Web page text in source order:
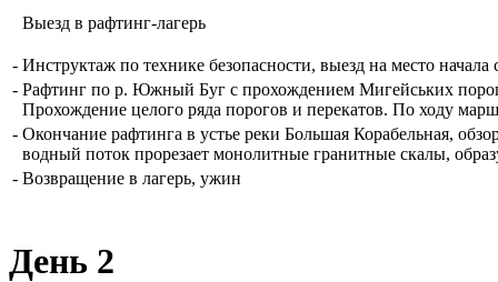
Выезд в рафтинг-лагерь
- Инструктаж по технике безопасности, выезд на место начала
- Рафтинг по р. Южный Буг с прохождением Мигейських
Прохождение целого ряда порогов и перекатов. По ходу
- Окончание рафтинга в устье реки Большая Корабельная,
водный поток прорезает монолитные гранитные скалы,
- Возвращение в лагерь, ужин
День 2